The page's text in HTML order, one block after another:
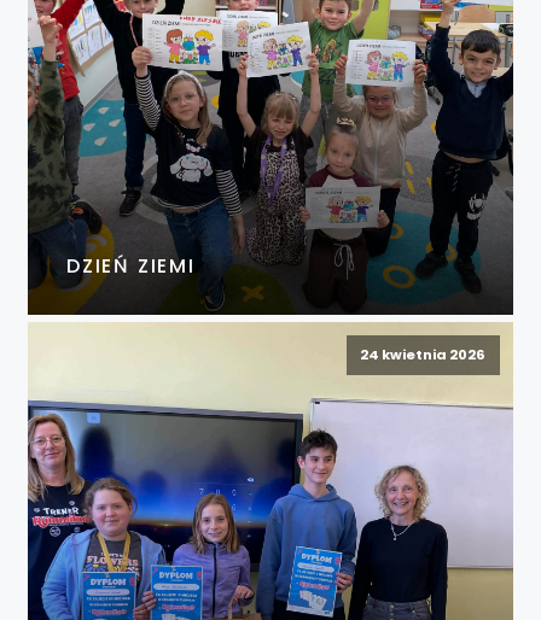
DZIEŃ ZIEMI
24 kwietnia 2026